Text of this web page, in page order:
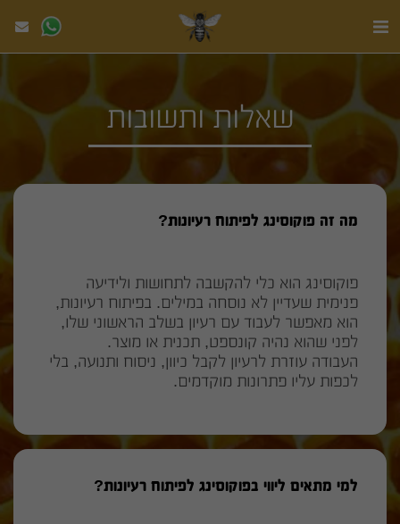
שאלות ותשובות
מה זה פוקוסינג לפיתוח רעיונות?
פוקוסינג הוא כלי להקשבה לתחושות ולידיעה
פנימית שעדיין לא נוסחה במילים. בפיתוח רעיונות,
הוא מאפשר לעבוד עם רעיון בשלב הראשוני שלו,
לפני שהוא נהיה קונספט, תכנית או מוצר.
העבודה עוזרת לרעיון לקבל כיוון, ניסוח ותנועה, בלי
לכפות עליו פתרונות מוקדמים.
למי מתאים ליווי בפוקוסינג לפיתוח רעיונות?